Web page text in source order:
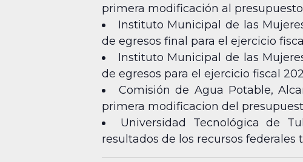
primera modificación al
Instituto Municipal de las
de egresos final para el ejercicio
Instituto Municipal de las
de egresos para el ejercicio fiscal
Comisión de Agua Potable,
primera modificacion del
Universidad Tecnológica de
resultados de los recursos federales